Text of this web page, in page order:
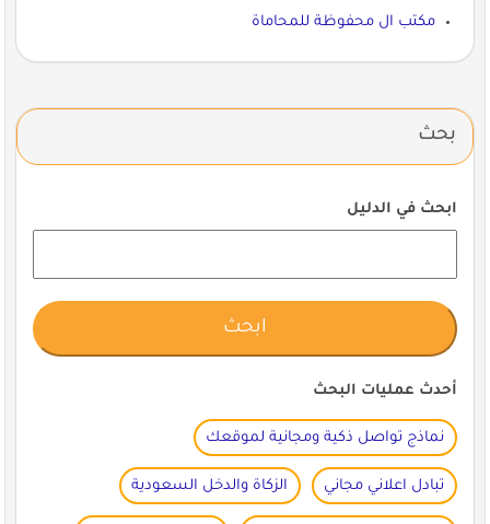
مكتب ال محفوظة للمحاماة
بحث
ابحث في الدليل
أحدث عمليات البحث
نماذج تواصل ذكية ومجانية لموقعك
تبادل اعلاني مجاني الزكاة والدخل السعودية